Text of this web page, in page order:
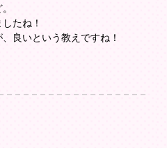
たね！
良いという教えですね！